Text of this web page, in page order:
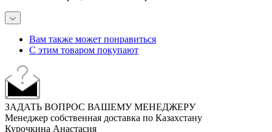
Вам также может понравиться
С этим товаром покупают
ЗАДАТЬ ВОПРОС ВАШЕМУ МЕНЕДЖЕРУ
Менеджер собственная доставка по Казахстану
Курочкина Анастасия